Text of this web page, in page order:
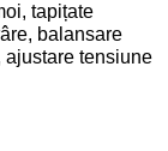
tapițate
balansare
ajustare tensiune